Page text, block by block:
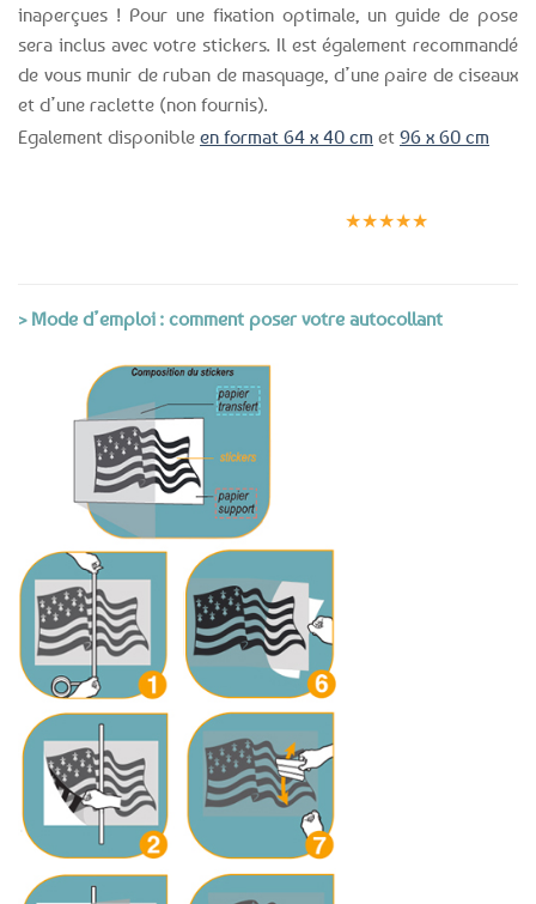
inaperçues ! Pour une fixation optimale, un guide de pose
sera inclus avec votre stickers. Il est également recommandé
de vous munir de ruban de masquage, d’une paire de ciseaux
et d’une raclette (non fournis).
Egalement disponible en format 64 x 40 cm et 96 x 60 cm
★★★★★
> Mode d’emploi : comment poser votre autocollant